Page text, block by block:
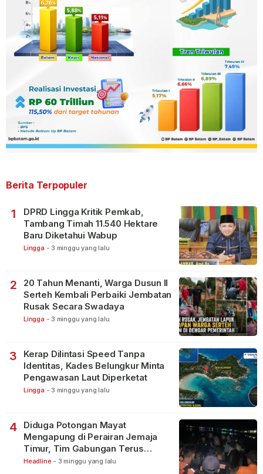
Berita Terpopuler
1
DPRD Lingga Kritik Pemkab,
Tambang Timah 11.540 Hektare
Baru Diketahui Wabup
Lingga - 3 minggu yang lalu
2
20 Tahun Menanti, Warga Dusun II
Serteh Kembali Perbaiki Jembatan
Rusak Secara Swadaya
Lingga - 3 minggu yang lalu
3
Kerap Dilintasi Speed Tanpa
Identitas, Kades Belungkur Minta
Pengawasan Laut Diperketat
Lingga - 3 minggu yang lalu
4
Diduga Potongan Mayat
Mengapung di Perairan Jemaja
Timur, Tim Gabungan Terus
Lakukan Pencarian
Headline - 3 minggu yang lalu